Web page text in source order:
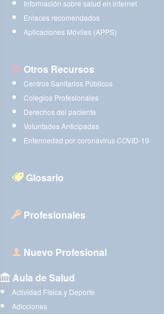
Información sobre salud en internet
Enlaces recomendados
Aplicaciones Móviles (APPS)
Otros Recursos
Centros Sanitarios Públicos
Colegios Profesionales
Derechos del paciente
Voluntades Anticipadas
Enfermedad por coronavirus COVID-19
Glosario
Profesionales
Nuevo Profesional
Aula de Salud
Actividad Física y Deporte
Adicciones